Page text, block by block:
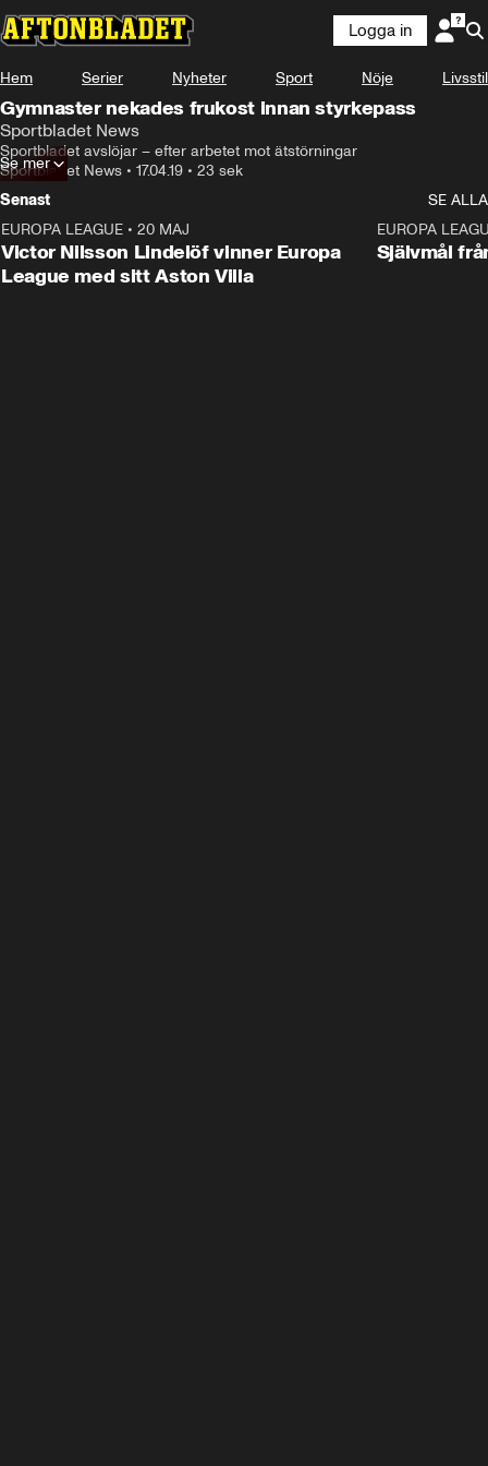
Logga in
Hem Serier Nyheter Sport Nöje Livsstil
Gymnaster nekades frukost innan styrkepass
Sportbladet News
Sportbladet avslöjar – efter arbetet mot ätstörningar
Sportbladet News • 17.04.19 • 23 sek
Se mer
Senast
SE ALLA
EUROPA LEAGUE • 20 MAJ
Victor Nilsson Lindelöf vinner Europa
League med sitt Aston Villa
EUROPA
Självmål